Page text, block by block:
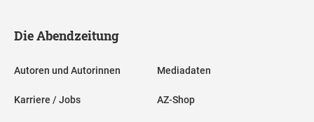
Die Abendzeitung
Autoren und Autorinnen
Karriere / Jobs
Mediadaten
AZ-Shop